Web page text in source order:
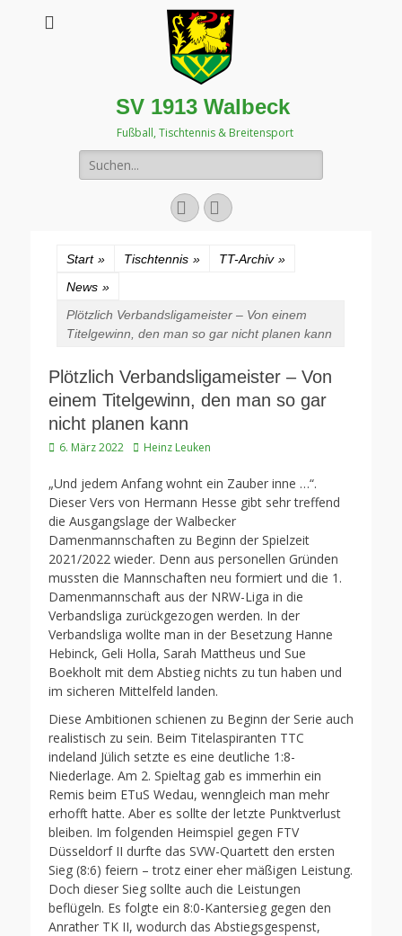
SV 1913 Walbeck
Fußball, Tischtennis & Breitensport
Suchen
nach:
FacebookInstagram
Start » Tischtennis » TT-Archiv »
News »
Plötzlich Verbandsligameister – Von einem
Titelgewinn, den man so gar nicht planen kann
Plötzlich Verbandsligameister – Von
einem Titelgewinn, den man so gar
nicht planen kann
Veröffentlicht
6. März 2022 Autor
Heinz Leuken
„Und jedem Anfang wohnt ein Zauber inne …“.
Dieser Vers von Hermann Hesse gibt sehr treffend
die Ausgangslage der Walbecker
Damenmannschaften zu Beginn der Spielzeit
2021/2022 wieder. Denn aus personellen Gründen
mussten die Mannschaften neu formiert und die 1.
Damenmannschaft aus der NRW-Liga in die
Verbandsliga zurückgezogen werden. In der
Verbandsliga wollte man in der Besetzung Hanne
Hebinck, Geli Holla, Sarah Mattheus und Sue
Boekholt mit dem Abstieg nichts zu tun haben und
im sicheren Mittelfeld landen.
Diese Ambitionen schienen zu Beginn der Serie auch
realistisch zu sein. Beim Titelaspiranten TTC
indeland Jülich setzte es eine deutliche 1:8-
Niederlage. Am 2. Spieltag gab es immerhin ein
Remis beim ETuS Wedau, wenngleich man mehr
erhofft hatte. Aber es sollte der letzte Punktverlust
bleiben. Im folgenden Heimspiel gegen FTV
Düsseldorf II durfte das SVW-Quartett den ersten
Sieg (8:6) feiern – trotz einer eher mäßigen Leistung.
Doch dieser Sieg sollte auch die Leistungen
beflügeln. Es folgte ein 8:0-Kantersieg gegen den
Anrather TK II, wodurch das Abstiegsgespenst,